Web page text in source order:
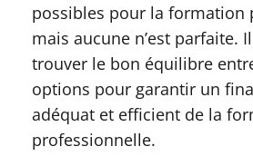
possibles pour la formation
mais aucune n’est parfaite.
trouver le bon équilibre
options pour garantir un
adéquat et efficient de la
professionnelle.